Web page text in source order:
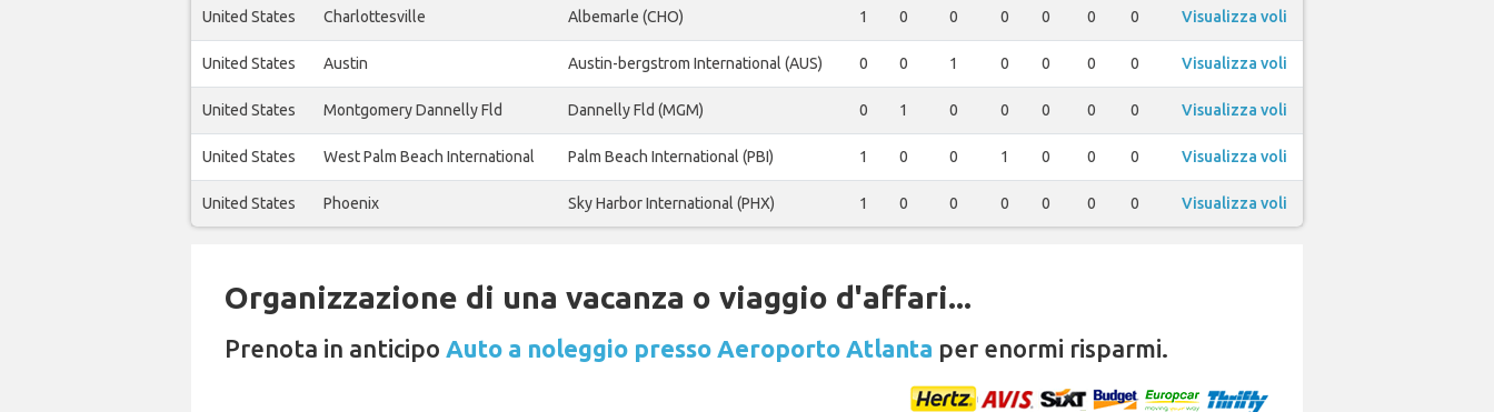
United States Charlottesville Albemarle (CHO) 1 0 0 0 0 0 0 Visualizza voli
United States Austin Austin-bergstrom International (AUS) 0 0 1 0 0 0 0 Visualizza voli
United States Montgomery Dannelly Fld Dannelly Fld (MGM) 0 1 0 0 0 0 0 Visualizza voli
United States West Palm Beach International Palm Beach International (PBI) 1 0 0 1 0 0 0 Visualizza voli
United States Phoenix Sky Harbor International (PHX) 1 0 0 0 0 0 0 Visualizza voli
Organizzazione di una vacanza o viaggio d'affari...
Prenota in anticipo Auto a noleggio presso Aeroporto Atlanta per enormi risparmi.